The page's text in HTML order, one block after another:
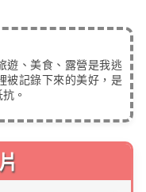
遊、美食、露營是我逃
被記錄下來的美好，是
。